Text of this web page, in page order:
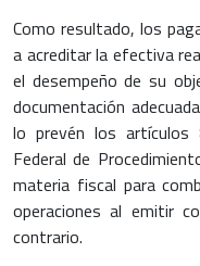
Como resultado, los
a acreditar la efectiva
el desempeño de su
documentación
lo prevén los artículos
Federal de
materia fiscal para
operaciones al emitir
contrario.